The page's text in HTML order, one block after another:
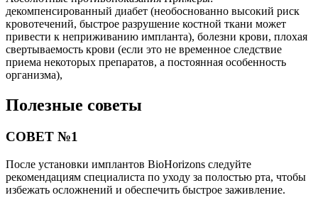
декомпенсированный диабет (необоснованно высокий риск
кровотечений, быстрое разрушение костной ткани может
привести к неприживанию импланта), болезни крови, плохая
свертываемость крови (если это не временное следствие
приема некоторых препаратов, а постоянная особенность
организма),
Полезные советы
СОВЕТ №1
После установки имплантов BioHorizons следуйте
рекомендациям специалиста по уходу за полостью рта, чтобы
избежать осложнений и обеспечить быстрое заживление.